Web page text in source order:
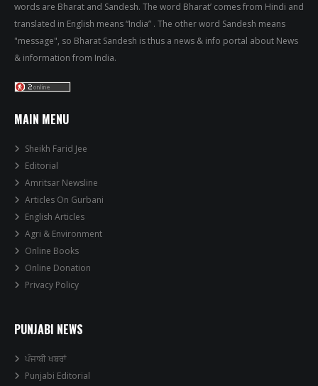
words are Bharat and Sandesh. The word Bharat’ comes from Hindi and
translated in English means “India” . The other word Sandesh means
"message", so Bharat Sandesh is thus a news & info portal about News
& information from India.
MAIN MENU
Sheikh Farid Jee
Editorial
Amritsar Newsline
Articles On Gurbani
English Articles
Agri & Environment
Online Books
Online Donation
Privacy Policy
PUNJABI NEWS
ਪੰਜਾਬੀ ਖਬਰਾਂ
Punjabi Editorial